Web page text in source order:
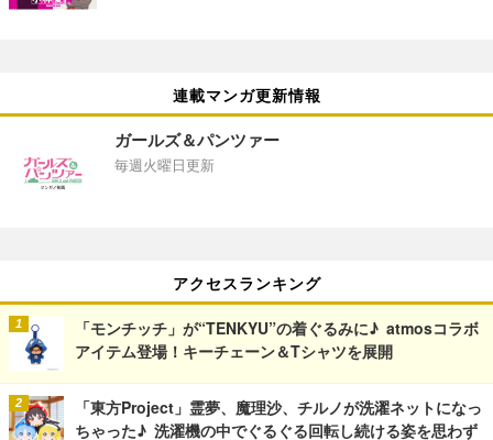
連載マンガ更新情報
ガールズ＆パンツァー
毎週火曜日更新
アクセスランキング
「モンチッチ」が“TENKYU”の着ぐるみに♪ atmosコラボ
アイテム登場！キーチェーン＆Tシャツを展開
「東方Project」霊夢、魔理沙、チルノが洗濯ネットになっ
ちゃった♪ 洗濯機の中でぐるぐる回転し続ける姿を思わず